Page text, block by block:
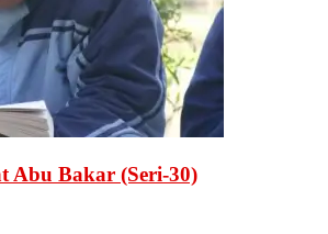
Abu Bakar (Seri-30)